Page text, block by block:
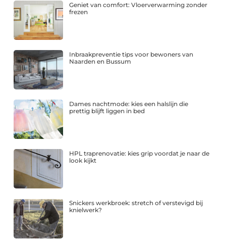
Geniet van comfort: Vloerverwarming zonder
frezen
Inbraakpreventie tips voor bewoners van
Naarden en Bussum
Dames nachtmode: kies een halslijn die
prettig blijft liggen in bed
HPL traprenovatie: kies grip voordat je naar de
look kijkt
Snickers werkbroek: stretch of verstevigd bij
knielwerk?